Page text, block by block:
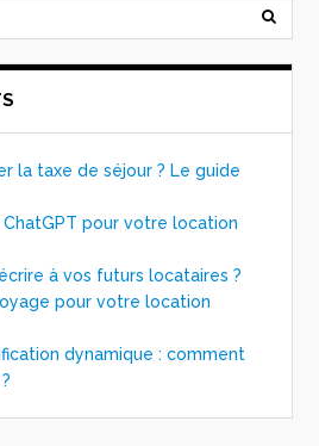
la taxe de séjour ? Le guide
pour votre location
à vos futurs locataires ?
pour votre location
dynamique : comment